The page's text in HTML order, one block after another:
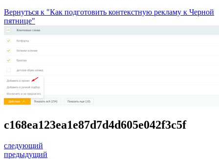
Вернуться к "Как подготовить контекстную рекламу к Черной
пятнице"
c168ea123ea1e87d7d4d605e042f3c5f
следующий
предыдущий